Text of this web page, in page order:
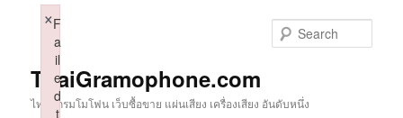
ThaiGramophone.com
ไทยแกรมโมโฟน เว็บซื้อขาย แผ่นเสียง เครื่องเสียง อันดับหนึ่ง
F
a
il
e
d
t
×